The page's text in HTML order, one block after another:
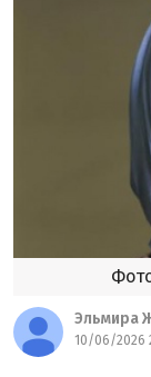
Эльмира
10/06/2026